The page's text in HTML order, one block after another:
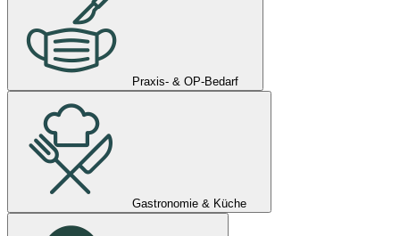
Praxis- & OP-Bedarf
Gastronomie & Küche